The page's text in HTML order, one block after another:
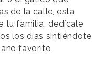
de la calle, esta
tu familia, dedícale
los días sintiéndote
favorito.